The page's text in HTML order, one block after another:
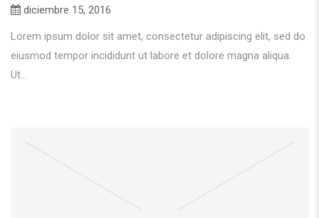
diciembre 15, 2016
Lorem ipsum dolor sit amet, consectetur adipiscing elit, sed do
eiusmod tempor incididunt ut labore et dolore magna aliqua.
Ut...